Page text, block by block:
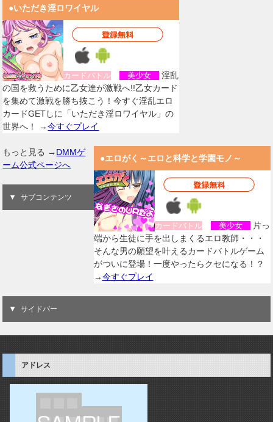
●いただき淫ロワイヤル
カードバトル 美少女
淫乱
の国を救うために乙女達が激戦へ!!乙女カード
を集めて激戦を勝ち抜こう！今すぐ淫乱エロ
カードGETしに「いただき淫ロワイヤル」の
世界へ！ →今すぐプレイ
●エロがく～エロと科学と学園モノ～
カードバトル 美少女
片っ
端から生徒に手を出しまくるエロ教師・・・
そんな男の願望を叶えるカードバトルゲーム
がついに登場！一度やったらクセになる！？
→今すぐプレイ
もっと見る → DMMゲ
ーム公式ページへ
サブコンテンツ
サイドバー
アドレス